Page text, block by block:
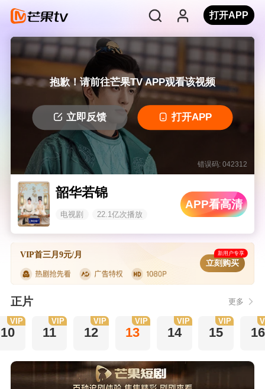
打开APP
抱歉！请前往芒果TV APP观看该视频
立即反馈 打开APP
错误码: 042312
韶华若锦
电视剧 22.1亿次播放
APP看高清
VIP首三月9元/月 新用户专享
立刻购买
正片 更多
10
VIP
11
VIP
12
VIP
13
VIP
14
VIP
15
VIP
16